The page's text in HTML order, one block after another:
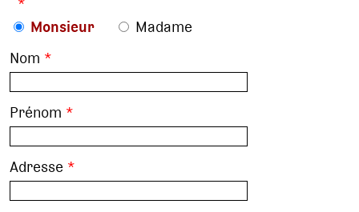
Monsieur
Madame
Nom *
Prénom *
Adresse *